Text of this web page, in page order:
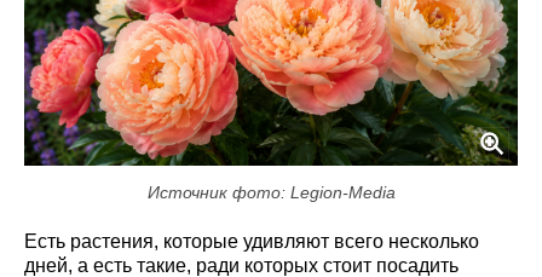
Источник фото: Legion-Media
Есть растения, которые удивляют всего несколько
дней, а есть такие, ради которых стоит посадить